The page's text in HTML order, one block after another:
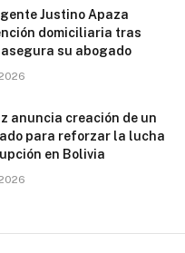
Justino Apaza
domiciliaria tras
su abogado
anuncia creación de un
para reforzar la lucha
en Bolivia